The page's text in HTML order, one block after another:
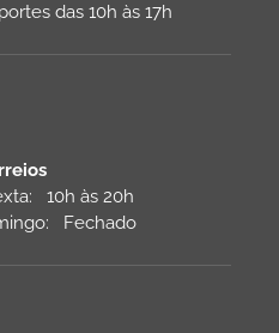
das 10h às 17h
10h às 20h
Fechado